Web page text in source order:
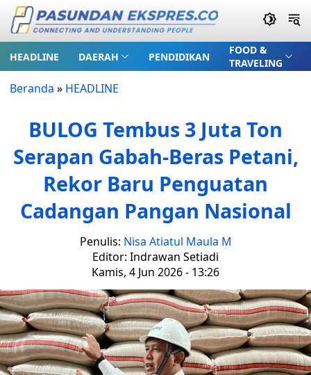
HEADLINE DAERAH PENDIDIKAN
FOOD &
TRAVELING
Beranda » HEADLINE
BULOG Tembus 3 Juta Ton
Serapan Gabah-Beras Petani,
Rekor Baru Penguatan
Cadangan Pangan Nasional
Penulis: Nisa Atiatul Maula M
Editor: Indrawan Setiadi
Kamis, 4 Jun 2026 - 13:26